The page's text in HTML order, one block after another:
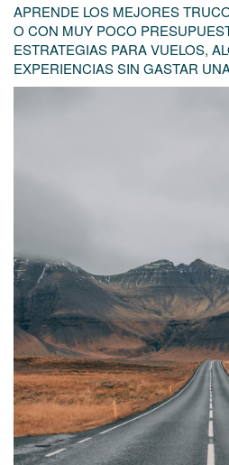
APRENDE LOS MEJORES
O CON MUY POCO
ESTRATEGIAS PARA VUELOS,
EXPERIENCIAS SIN GASTAR